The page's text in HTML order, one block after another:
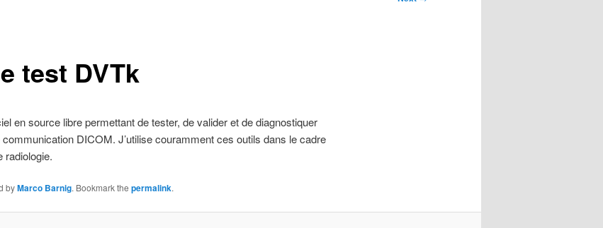
test DVTk
en source libre permettant de tester, de valider et de diagnostiquer
DICOM. J’utilise couramment ces outils dans le cadre
radiologie.
byMarco Barnig. Bookmark the permalink.